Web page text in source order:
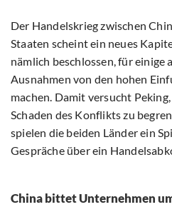
Der Handelskrieg zwischen
Staaten scheint ein neues
nämlich beschlossen, für einige
Ausnahmen von den hohen
machen. Damit versucht
Schaden des Konflikts zu
spielen die beiden Länder ein
Gespräche über ein
China bittet Unternehmen